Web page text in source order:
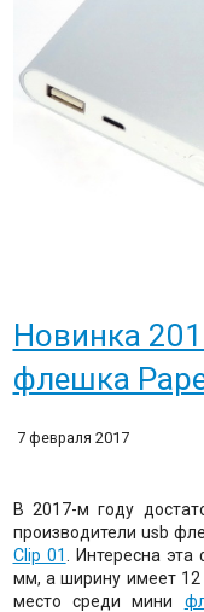
Новинка
флешка
7 февраля 2017
В 2017-м году
производители usb
Clip 01
. Интересна
мм, а ширину имеет 12
место среди мини